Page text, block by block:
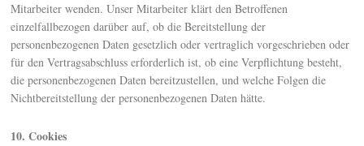
Mitarbeiter wenden. Unser Mitarbeiter klärt den Betroffenen
einzelfallbezogen darüber auf, ob die Bereitstellung der
personenbezogenen Daten gesetzlich oder vertraglich vorgeschrieben oder
für den Vertragsabschluss erforderlich ist, ob eine Verpflichtung besteht,
die personenbezogenen Daten bereitzustellen, und welche Folgen die
Nichtbereitstellung der personenbezogenen Daten hätte.
10. Cookies